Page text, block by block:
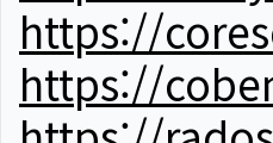
https://
https://